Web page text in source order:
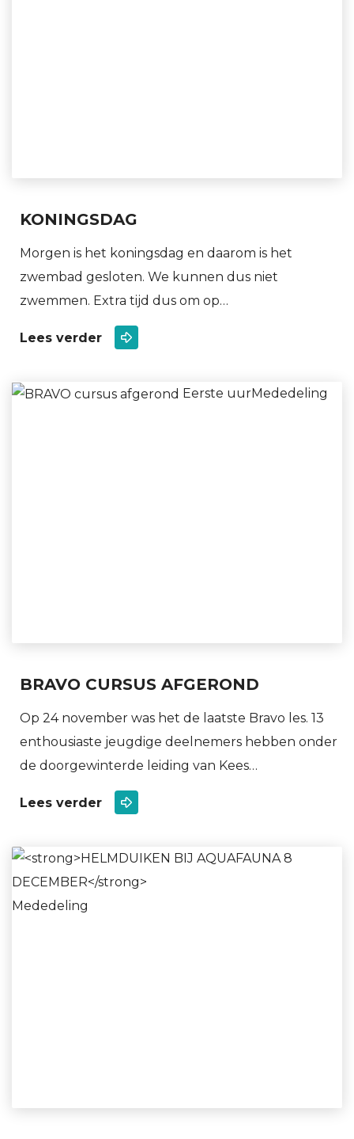
KONINGSDAG
Morgen is het koningsdag en daarom is het
zwembad gesloten. We kunnen dus niet
zwemmen. Extra tijd dus om op…
Lees verder
Eerste uurMededeling
BRAVO CURSUS AFGEROND
Op 24 november was het de laatste Bravo les. 13
enthousiaste jeugdige deelnemers hebben onder
de doorgewinterde leiding van Kees…
Lees verder
Mededeling